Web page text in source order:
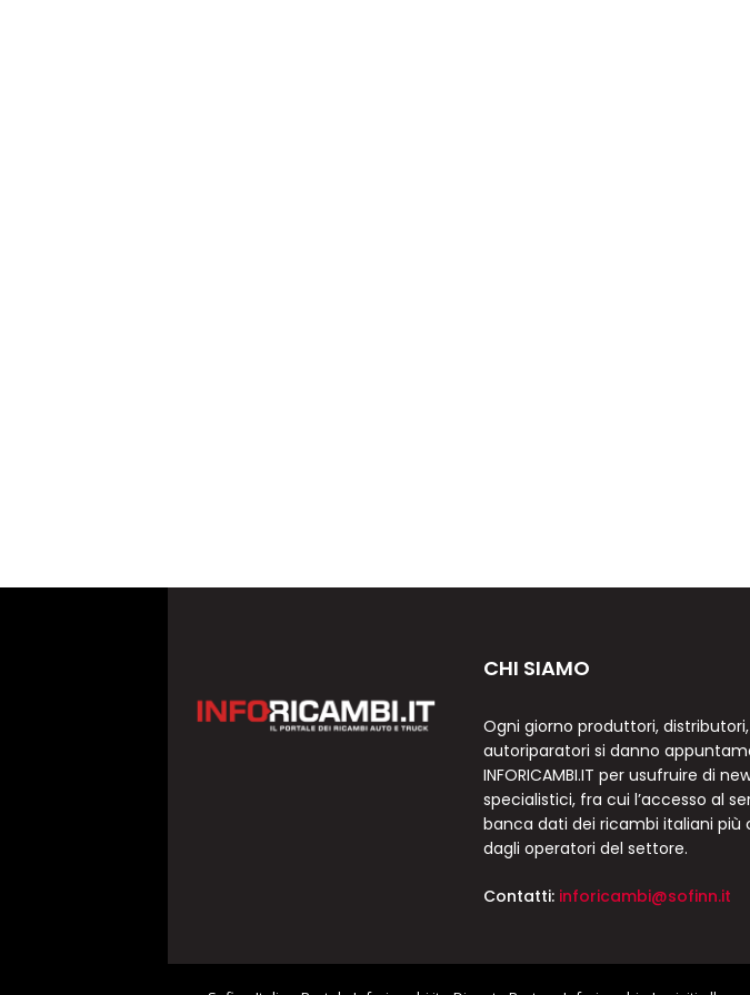
CHI SIAMO
Ogni giorno produttori,
autoriparatori si danno
INFORICAMBI.IT per usufruire di
specialistici, fra cui l’accesso al
banca dati dei ricambi italiani più
dagli operatori del settore.
Contatti: inforicambi@sofinn.it